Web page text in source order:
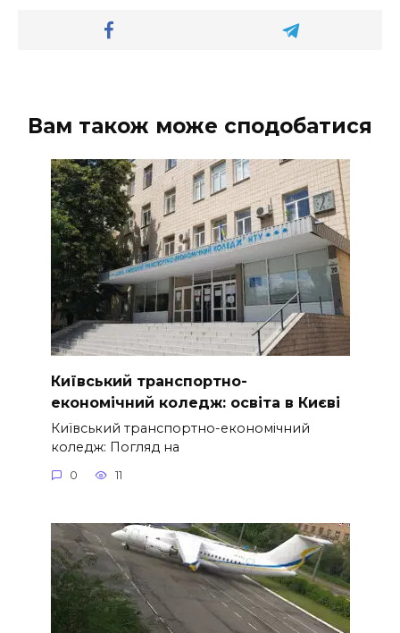
Вам також може сподобатися
Київський транспортно-
економічний коледж: освіта в Києві
Київський транспортно-економічний
коледж: Погляд на
0 11